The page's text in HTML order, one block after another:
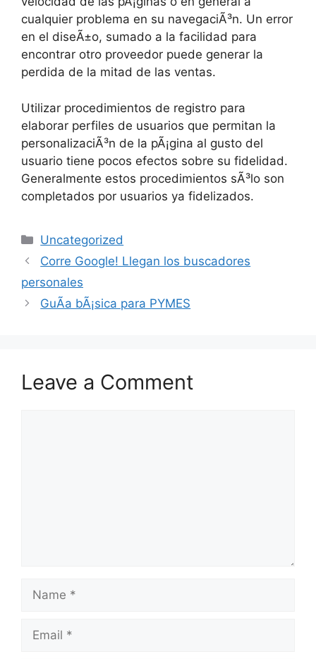
cualquier problema en su navegaciÃ³n. Un error
en el diseÃ±o, sumado a la facilidad para
encontrar otro proveedor puede generar la
perdida de la mitad de las ventas.
Utilizar procedimientos de registro para
elaborar perfiles de usuarios que permitan la
personalizaciÃ³n de la pÃ¡gina al gusto del
usuario tiene pocos efectos sobre su fidelidad.
Generalmente estos procedimientos sÃ³lo son
completados por usuarios ya fidelizados.
Categories
Uncategorized
Corre Google! Llegan los buscadores
personales
GuÃ­a bÃ¡sica para PYMES
Leave a Comment